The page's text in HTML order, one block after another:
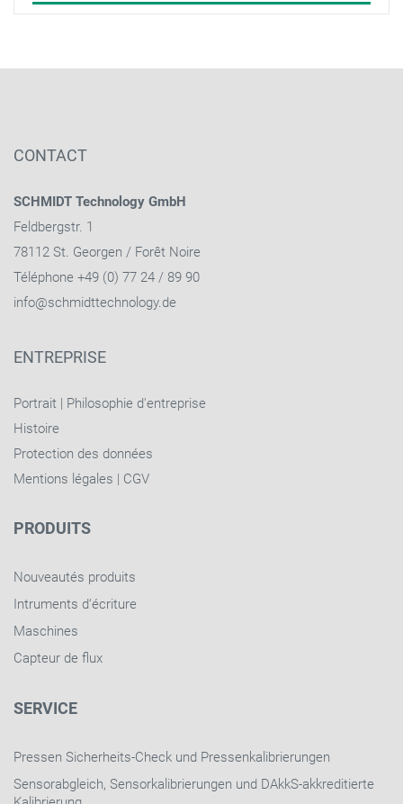
CONTACT
SCHMIDT Technology GmbH
Feldbergstr. 1
78112 St. Georgen / Forêt Noire
Téléphone +49 (0) 77 24 / 89 90
info@schmidttechnology.de
ENTREPRISE
Portrait | Philosophie d'entreprise
Histoire
Protection des données
Mentions légales | CGV
PRODUITS
Nouveautés produits
Intruments d‘écriture
Maschines
Capteur de flux
SERVICE
Pressen Sicherheits-Check und Pressenkalibrierungen
Sensorabgleich, Sensorkalibrierungen und DAkkS-akkreditierte